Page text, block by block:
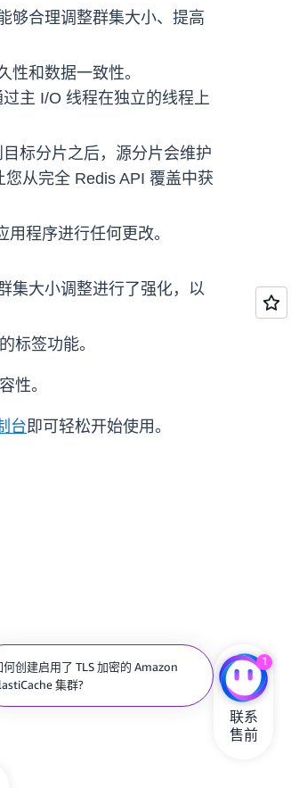
够合理调整群集大小、提高
和数据一致性。
主 I/O 线程在独立的线程上
标分片之后，源分片会维护
从完全 Redis API 覆盖中获
程序进行任何更改。
集大小调整进行了强化，以
标签功能。
性。
台即可轻松开始使用。
何创建启用了 TLS 加密的 Amazon
集群?
1
联系
售前